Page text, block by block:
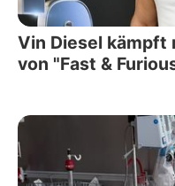
Vin Diesel kämpft
von "Fast &